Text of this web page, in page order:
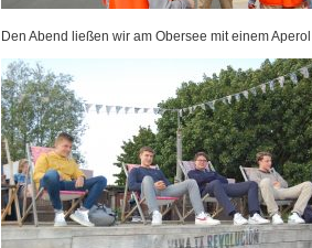
Den Abend ließen wir am Obersee mit einem